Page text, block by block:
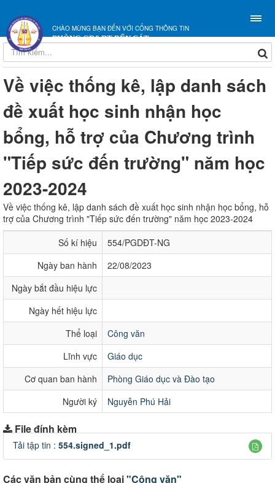
CHÀO MỪNG BẠN ĐẾN VỚI CỔNG THÔNG TIN
PHÒNG GD&ĐT BẾN CÁT
Về việc thống kê, lập danh sách
đề xuất học sinh nhận học
bổng, hỗ trợ của Chương trình
"Tiếp sức đến trường" năm học
2023-2024
Về việc thống kê, lập danh sách đề xuất học sinh nhận học bổng, hỗ
trợ của Chương trình "Tiếp sức đến trường" năm học 2023-2024
Số kí hiệu
554/PGDĐT-NG
Ngày ban hành
22/08/2023
Ngày bắt đầu hiệu lực
Ngày hết hiệu lực
Thể loại
Công văn
Lĩnh vực
Giáo dục
Cơ quan ban hành
Phòng Giáo dục và Đào tạo
Người ký
Nguyễn Phú Hải
File đính kèm
Tải tập tin : 554.signed_1.pdf
Các văn bản cùng thể loại"Công văn"